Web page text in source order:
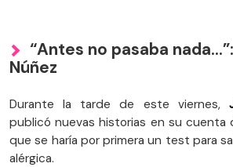
“Antes no pasaba
Núñez
Durante la tarde de este viernes,
publicó nuevas historias en su cuenta
que se haría por primera un test para
alérgica.